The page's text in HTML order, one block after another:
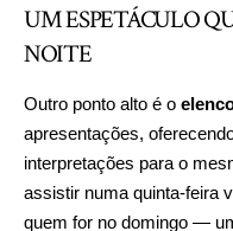
UM ESPETÁCULO
NOITE
Outro ponto alto é o
apresentações,
interpretações para o
assistir numa quinta-feira
quem for no domingo —